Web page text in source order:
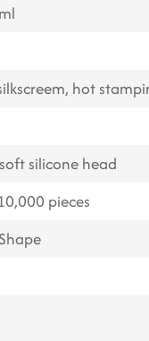
hot
silicone head
pieces